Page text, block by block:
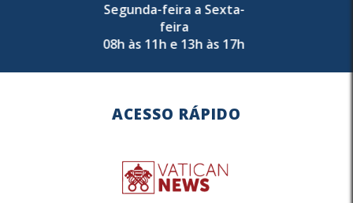
Segunda-feira a Sexta-
feira
08h às 11h e 13h às 17h
ACESSO RÁPIDO